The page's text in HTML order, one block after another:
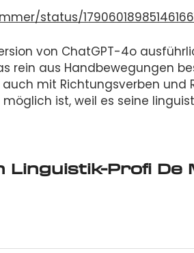
status/
von ChatGPT-4o
rein aus Handbewegungen
mit Richtungsverben und
ist, weil es seine
Linguistik-Profi De